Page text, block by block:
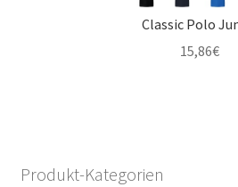
Classic Polo
15,86€
Produkt-Kategorien